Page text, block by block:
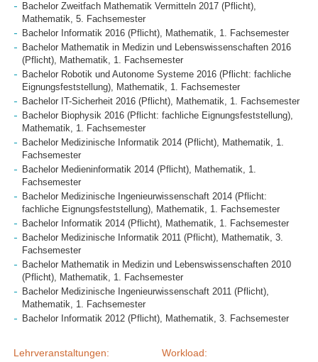
Bachelor Zweitfach Mathematik Vermitteln 2017 (Pflicht),
Mathematik, 5. Fachsemester
Bachelor Informatik 2016 (Pflicht), Mathematik, 1. Fachsemester
Bachelor Mathematik in Medizin und Lebenswissenschaften 2016
(Pflicht), Mathematik, 1. Fachsemester
Bachelor Robotik und Autonome Systeme 2016 (Pflicht: fachliche
Eignungsfeststellung), Mathematik, 1. Fachsemester
Bachelor IT-Sicherheit 2016 (Pflicht), Mathematik, 1. Fachsemester
Bachelor Biophysik 2016 (Pflicht: fachliche Eignungsfeststellung),
Mathematik, 1. Fachsemester
Bachelor Medizinische Informatik 2014 (Pflicht), Mathematik, 1.
Fachsemester
Bachelor Medieninformatik 2014 (Pflicht), Mathematik, 1.
Fachsemester
Bachelor Medizinische Ingenieurwissenschaft 2014 (Pflicht:
fachliche Eignungsfeststellung), Mathematik, 1. Fachsemester
Bachelor Informatik 2014 (Pflicht), Mathematik, 1. Fachsemester
Bachelor Medizinische Informatik 2011 (Pflicht), Mathematik, 3.
Fachsemester
Bachelor Mathematik in Medizin und Lebenswissenschaften 2010
(Pflicht), Mathematik, 1. Fachsemester
Bachelor Medizinische Ingenieurwissenschaft 2011 (Pflicht),
Mathematik, 1. Fachsemester
Bachelor Informatik 2012 (Pflicht), Mathematik, 3. Fachsemester
Lehrveranstaltungen: Workload: